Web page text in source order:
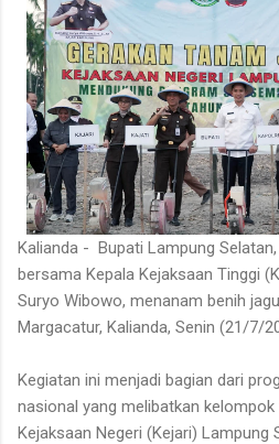
Kalianda - Bupati Lampung
bersama Kepala Kejaksaan Tinggi
Suryo Wibowo, menanam benih
Margacatur, Kalianda, Senin (21/7/
Kegiatan ini menjadi bagian dari
nasional yang melibatkan kelompok
Kejaksaan Negeri (Kejari) Lampung